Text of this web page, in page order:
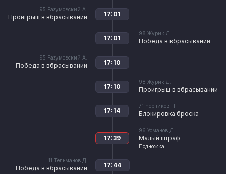
95 Разумовский А.
Проигрыш в вбрасывании 17:01
98 Журик Д.
Победа в вбрасывании
17:01
95 Разумовский А.
Победа в вбрасывании 17:10
98 Журик Д.
Проигрыш в вбрасывании
17:10
71 Черников П.
Блокировка броска
17:14
96 Усманов Д.
Малый штраф
Подножка
17:39
11 Тельманов Д.
Победа в вбрасывании 17:44